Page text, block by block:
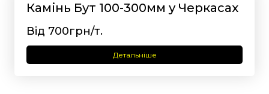
Камінь Бут 100-300мм у Черкасах
Від 700грн/т.
Детальніше